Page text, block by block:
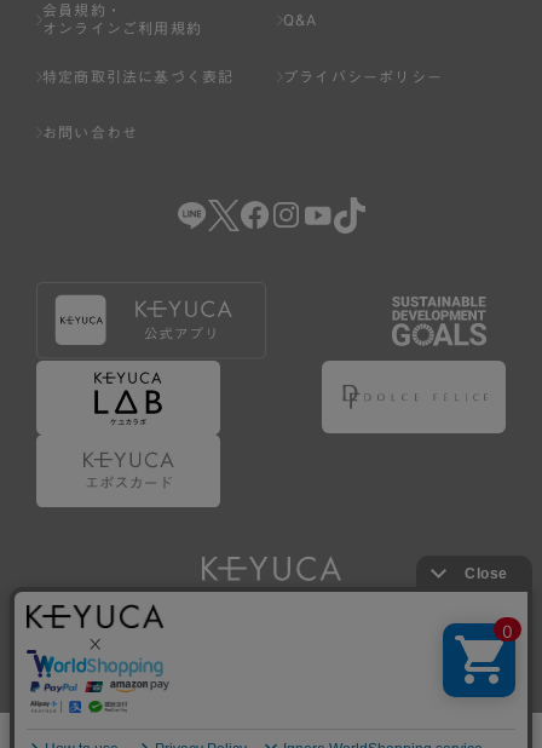
会員規約・
オンラインご利用規約
Q&A
特定商取引法に基づく表記 プライバシーポリシー
お問い合わせ
Copyright © KAWAJUN Co., Ltd. All Rights Reserved.